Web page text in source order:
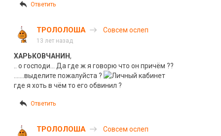
Ответить
ТРОЛОЛОША Совсем ослеп
13 лет назад
ХАРЬКОВЧАНИН,
.. о господи… Да где ж я говорю что он причём ??
…….выделите пожалуйста ?
где я хоть в чём то его обвинил ?
Ответить
ТРОЛОЛОША Совсем ослеп